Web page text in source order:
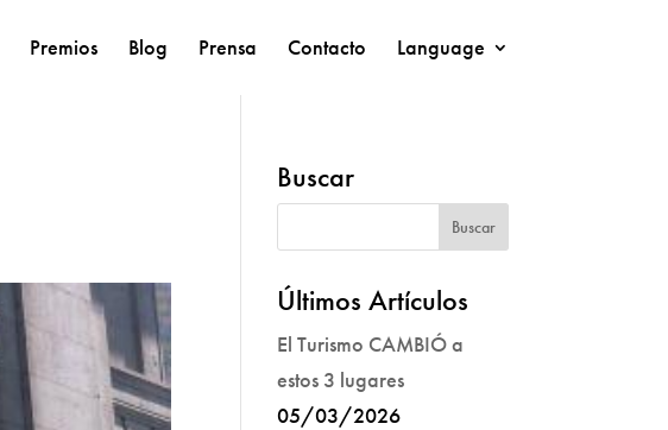
Premios Blog Prensa Contacto Language
Buscar
Últimos Artículos
El Turismo CAMBIÓ a
estos 3 lugares
05/03/2026